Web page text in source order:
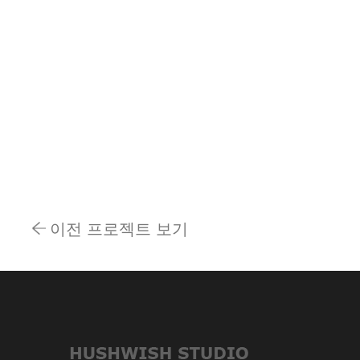
이전 프로젝트 보기